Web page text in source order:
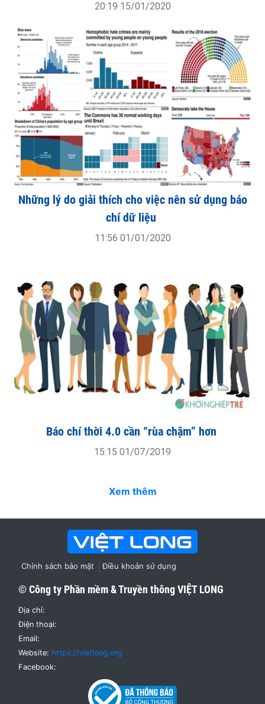
20:19 15/01/2020
Những lý do giải thích cho việc nên sử dụng báo
chí dữ liệu
11:56 01/01/2020
Báo chí thời 4.0 cần “rùa chậm” hơn
15:15 01/07/2019
Xem thêm
Chính sách bảo mật Điều khoản sử dụng
© Công ty Phần mềm & Truyền thôngVIỆT LONG
Địa chỉ:
Điện thoại:
Email:
Website: https://vietlong.org
Facebook: